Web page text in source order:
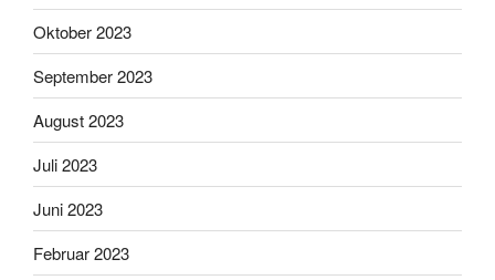
Oktober 2023
September 2023
August 2023
Juli 2023
Juni 2023
Februar 2023